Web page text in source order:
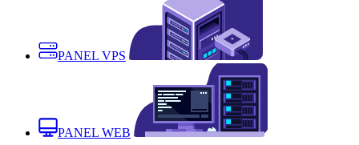
PANEL VPS
PANEL WEB